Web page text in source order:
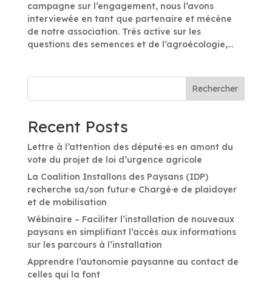
campagne sur l’engagement, nous l’avons
interviewée en tant que partenaire et mécène
de notre association. Très active sur les
questions des semences et de l’agroécologie,...
Rechercher
Recent Posts
Lettre à l’attention des député·es en amont du
vote du projet de loi d’urgence agricole
La Coalition Installons des Paysans (IDP)
recherche sa/son futur·e Chargé·e de plaidoyer
et de mobilisation
Wébinaire – Faciliter l’installation de nouveaux
paysans en simplifiant l’accès aux informations
sur les parcours à l’installation
Apprendre l’autonomie paysanne au contact de
celles qui la font